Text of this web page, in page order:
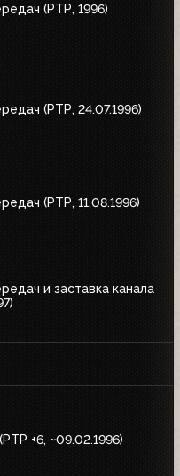
(РТР, 1996)
(РТР, 24.07.1996)
(РТР, 11.08.1996)
и заставка канала
+6, ~09.02.1996)